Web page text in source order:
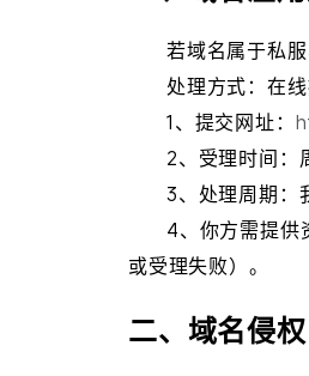
若域名属于私
处理方式：在
1、提交网址：
2、受理时间
3、处理周期：
4、你方需提供
或受理失败）。
二、域名侵权